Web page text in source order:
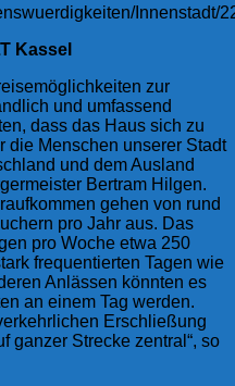
Innenstadt/
Kassel
zur
und umfassend
dass das Haus sich zu
die Menschen unserer Stadt
und dem Ausland
Bertram Hilgen.
gehen von rund
pro Jahr aus. Das
pro Woche etwa 250
frequentierten Tagen wie
Anlässen könnten es
an einem Tag werden.
Erschließung
ganzer Strecke zentral“, so